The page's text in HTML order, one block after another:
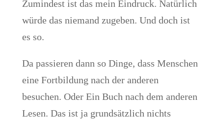
Zumindest ist das mein Eindruck. Natürlich
würde das niemand zugeben. Und doch ist
es so.
Da passieren dann so Dinge, dass Menschen
eine Fortbildung nach der anderen
besuchen. Oder Ein Buch nach dem anderen
Lesen. Das ist ja grundsätzlich nichts